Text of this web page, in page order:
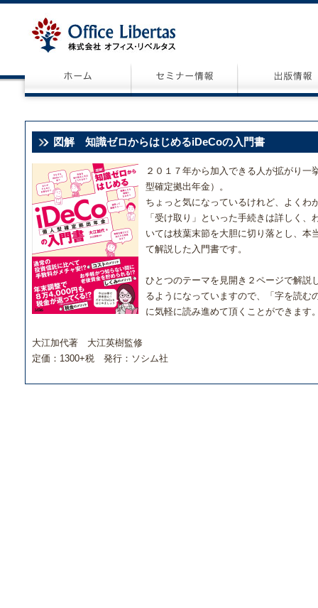
図解 知識ゼロからはじめるiDeCoの入門書
２０１７年から加入できる人が拡がり一
型確定拠出年金）。
ちょっと気になっているけれど、よくわ
「受け取り」といった手続きは詳しく
いては枝葉末節を大胆に切り落とし、本
て解説した入門書です。
ひとつのテーマを見開き２ページで解説
るようになっていますので、「字を読む
に気軽に読み進めて頂くことができます
大江加代著 大江英樹監修
定価：1300+税 発行：ソシム社